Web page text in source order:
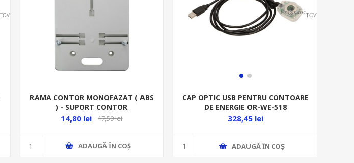
RAMA CONTOR MONOFAZAT ( ABS
) - SUPORT CONTOR
14,80 lei 17,59 lei
ADAUGĂ ȊN COŞ
CAP OPTIC USB PENTRU CONTOARE
DE ENERGIE OR-WE-518
328,45 lei
ADAUGĂ ȊN COŞ